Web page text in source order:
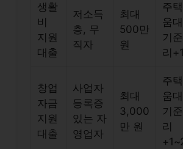
생활
비
지원
대출
저소득
층, 무
직자
최대
500만
원
주
움
기
리
창업
자금
지원
대출
사업자
등록증
있는 자
영업자
최대
3,000
만 원
주
움
기
리